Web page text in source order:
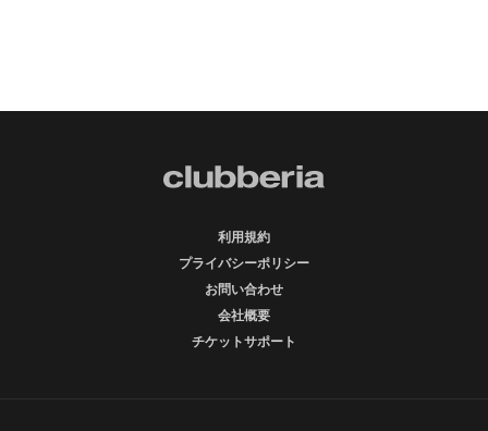
利用規約
プライバシーポリシー
お問い合わせ
会社概要
チケットサポート